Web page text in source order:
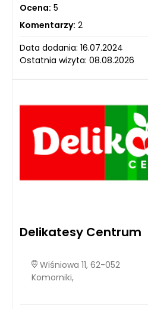
Ocena: 5
Komentarzy: 2
Data dodania: 16.07.2024
Ostatnia wizyta: 08.08.2026
Delikatesy Centrum
Wiśniowa 11, 62-052
Komorniki,